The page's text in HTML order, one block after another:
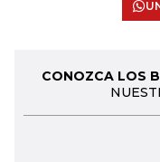
CONOZCA LOS